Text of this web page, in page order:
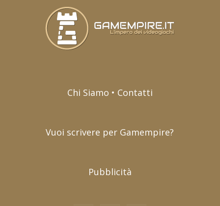
Chi Siamo • Contatti
Vuoi scrivere per Gamempire?
Pubblicità